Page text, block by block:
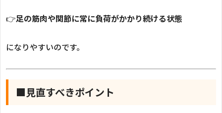
👉足の筋肉や関節に常に負荷がかかり続ける状態
になりやすいのです。
■見直すべきポイント